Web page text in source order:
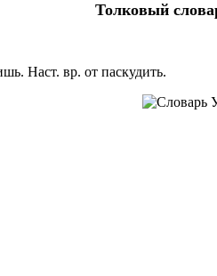
Толковый
Наст. вр. от паскудить.